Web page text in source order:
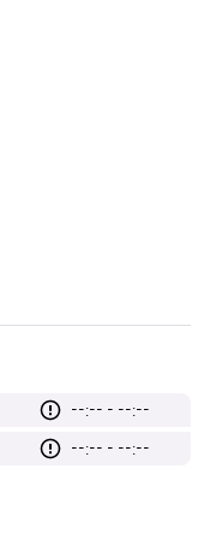
--:-- - --:--
--:-- - --:--